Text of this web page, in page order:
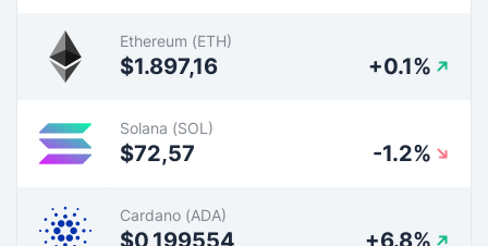
Ethereum (ETH)
$1.897,16 +0.1%
Solana (SOL)
$72,57 -1.2%
Cardano (ADA)
$0,199554 +6.8%